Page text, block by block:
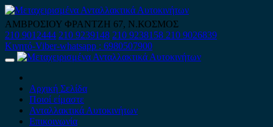
Skip
to
content
ΑΜΒΡΟΣΙΟΥ ΦΡΑΝΤΖΗ 67, Ν.ΚΟΣΜΟΣ
210 9012444 210 9239148 210 9238158 210 9026839
Κινητό-Viber-whatsapp : 6980507900
Primary
Αρχική Σελίδα
Ποιοί είμαστε
Ανταλλακτικά Αυτοκινήτων
Επικοινωνία